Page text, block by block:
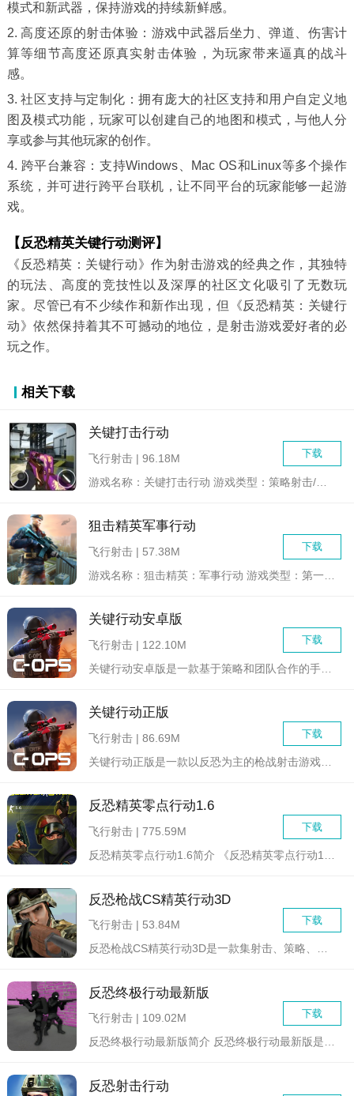
模式和新武器，保持游戏的持续新鲜感。
2. 高度还原的射击体验：游戏中武器后坐力、弹道、伤害计
算等细节高度还原真实射击体验，为玩家带来逼真的战斗
感。
3. 社区支持与定制化：拥有庞大的社区支持和用户自定义地
图及模式功能，玩家可以创建自己的地图和模式，与他人分
享或参与其他玩家的创作。
4. 跨平台兼容：支持Windows、Mac OS和Linux等多个操作
系统，并可进行跨平台联机，让不同平台的玩家能够一起游
戏。
【反恐精英关键行动测评】
《反恐精英：关键行动》作为射击游戏的经典之作，其独特
的玩法、高度的竞技性以及深厚的社区文化吸引了无数玩
家。尽管已有不少续作和新作出现，但《反恐精英：关键行
动》依然保持着其不可撼动的地位，是射击游戏爱好者的必
玩之作。
相关下载
关键打击行动
下载
飞行射击 | 96.18M
狙击精英军事行动
下载
飞行射击 | 57.38M
关键行动安卓版
下载
飞行射击 | 122.10M
关键行动正版
下载
飞行射击 | 86.69M
反恐精英零点行动1.6
下载
飞行射击 | 775.59M
反恐枪战CS精英行动3D
下载
飞行射击 | 53.84M
反恐枪战CS精英行动3D是一款集射击、策略、竞技于一体的第一...
反恐终极行动最新版
下载
飞行射击 | 109.02M
反恐终极行动最新版简介 反恐终极行动最新版是一款深受玩...
反恐射击行动